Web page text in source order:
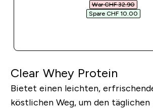
War CHF 32.90‎
Spare CHF 10.00‎
Clear Whey Protein
Bietet einen leichten,
köstlichen Weg, um den